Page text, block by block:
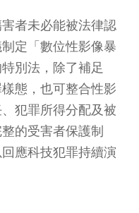
者未必能被法律認
定「數位性影像暴
別法，除了補足
態，也可整合性影
犯罪所得分配及被
的受害者保護制
應科技犯罪持續演